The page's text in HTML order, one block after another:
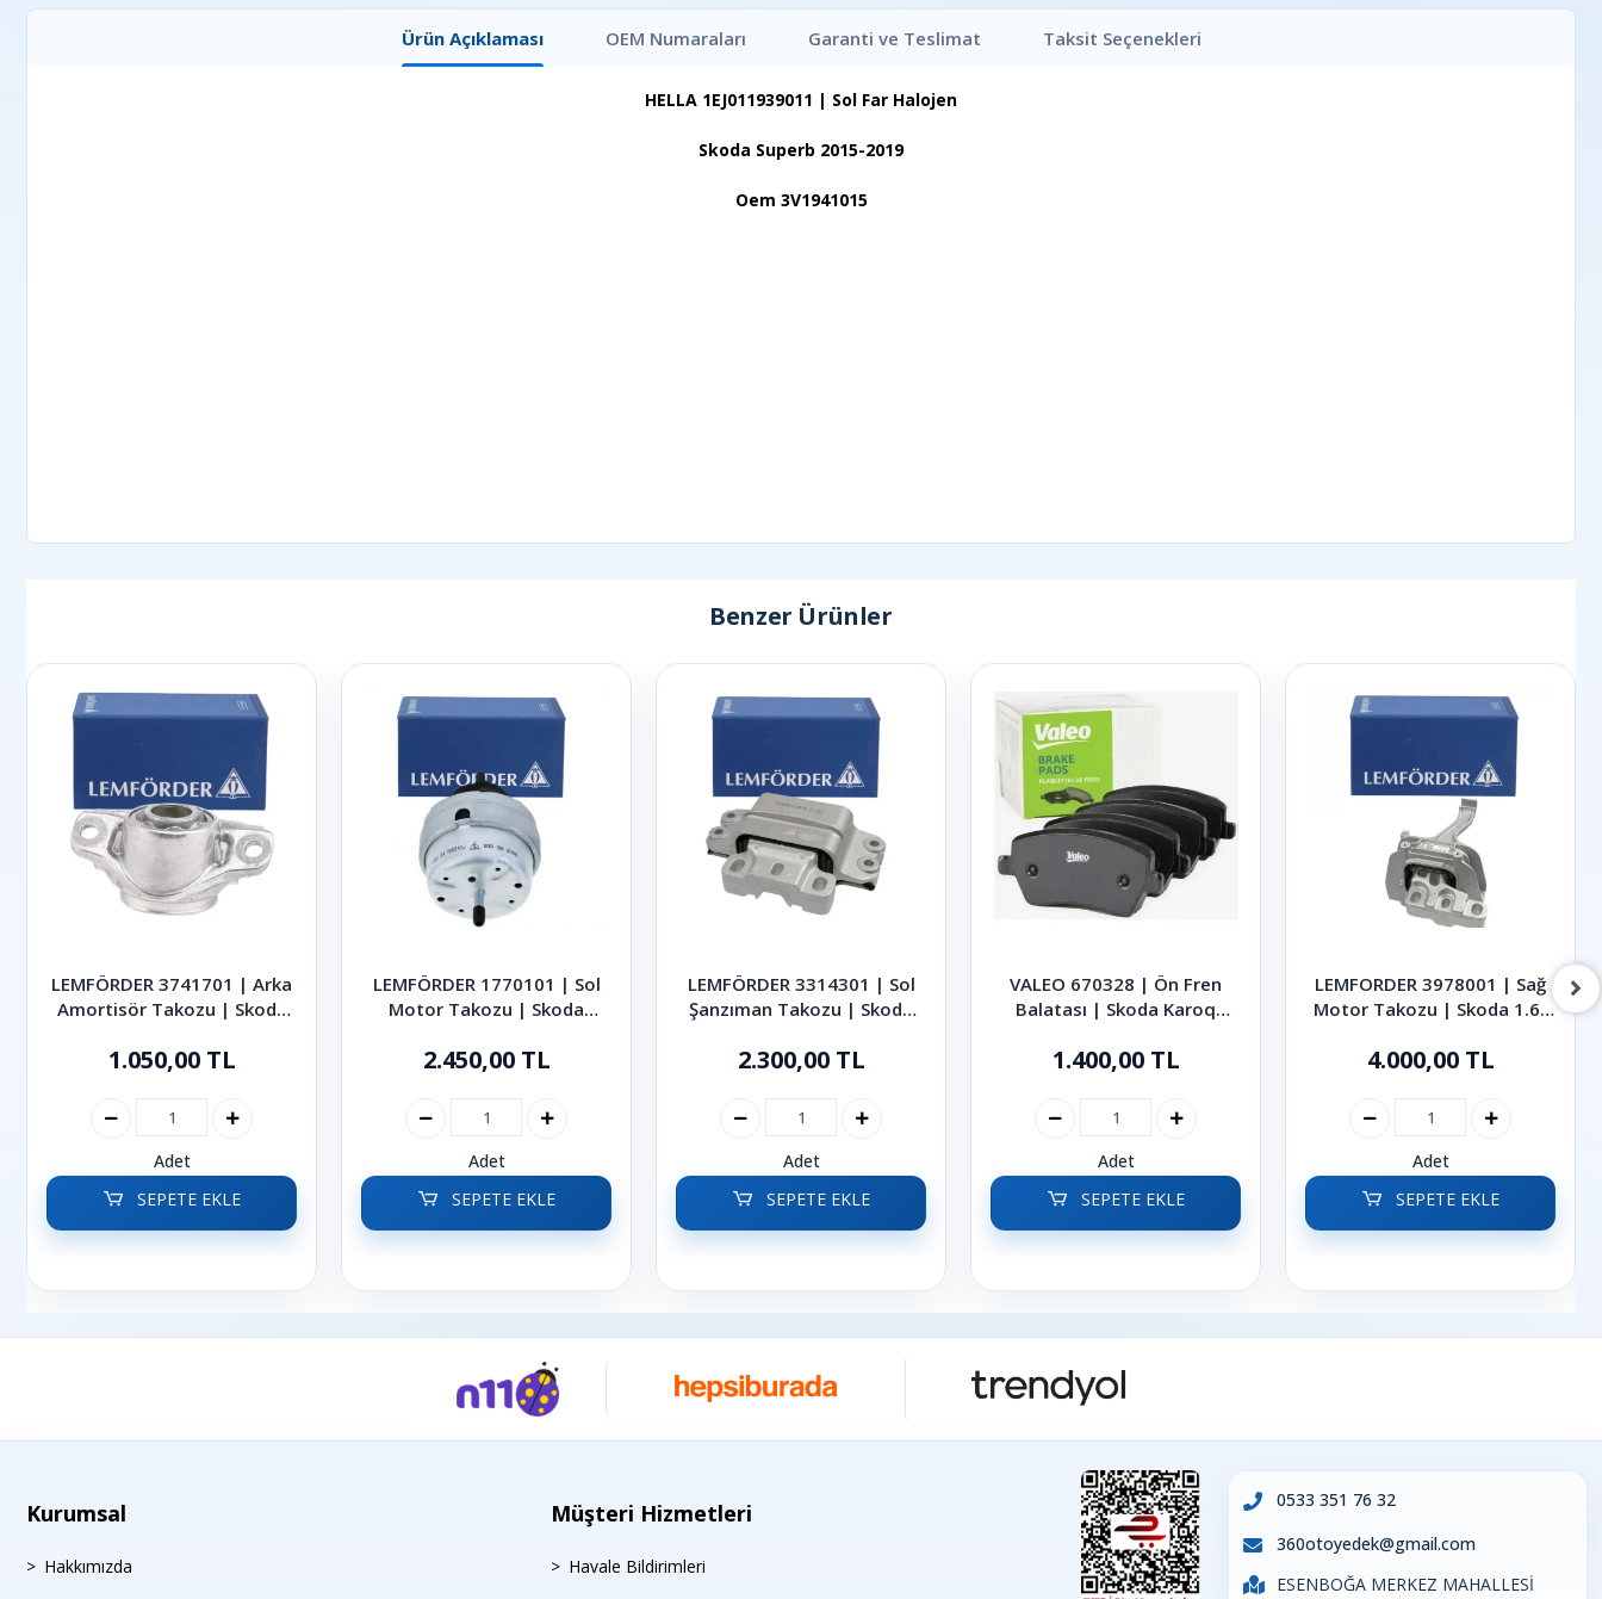
Ürün Açıklaması Garanti ve Teslimat Taksit Seçenekleri
OEM Numaraları
HELLA 1EJ011939011 | Sol Far Halojen
Skoda Superb 2015-2019
Oem 3V1941015
Benzer Ürünler
LEMFÖRDER 3741701 | Arka
Amortisör Takozu | Skoda
2024
1.050,00 TL
Adet
SEPETE EKLE
LEMFÖRDER 1770101 | Sol
Motor Takozu | Skoda
2001-2008
2.450,00 TL
Adet
SEPETE EKLE
LEMFÖRDER 3314301 | Sol
Şanzıman Takozu | Skoda
2015
2.300,00 TL
Adet
SEPETE EKLE
VALEO 670328 | Ön Fren
Balatası | Skoda Karoq
- 2024
1.400,00 TL
Adet
SEPETE EKLE
LEMFORDER 3978001 | Sağ
Motor Takozu | Skoda 1.6-
Karoq 2013-2024
4.000,00 TL
Adet
SEPETE EKLE
Kurumsal
Hakkımızda
Müşteri Hizmetleri
Havale Bildirimleri
0533 351 76 32
360otoyedek@gmail.com
ESENBOĞA MERKEZ MAHALLESİ